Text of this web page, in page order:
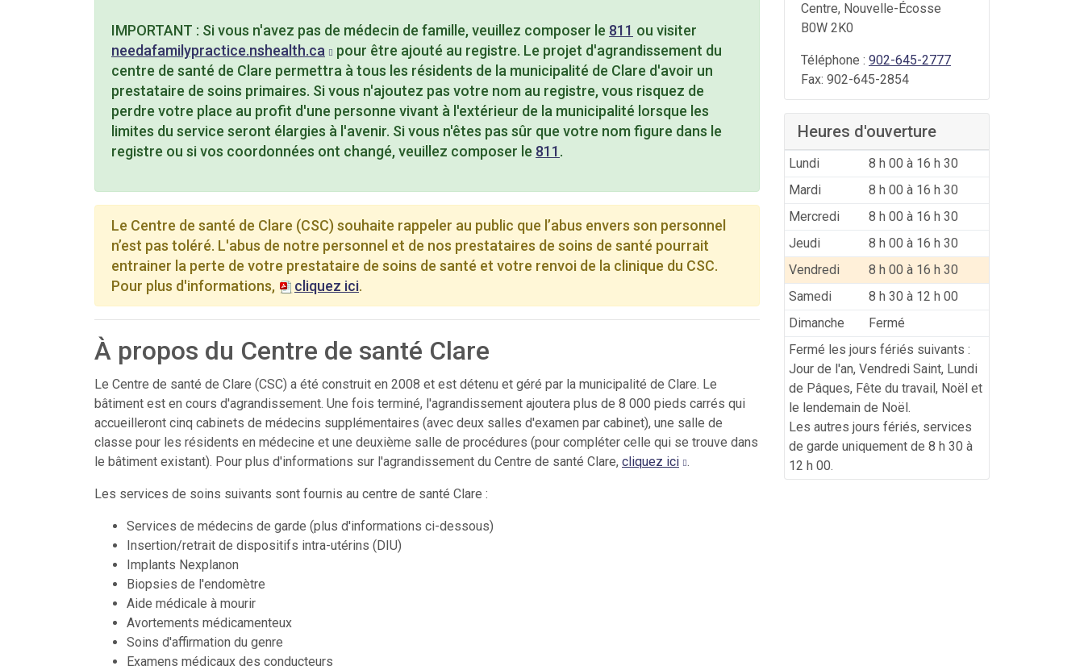
IMPORTANT : Si vous n'avez pas de médecin de famille, veuillez composer le 811 ou visiter
needafamilypractice.nshealth.ca
pour être ajouté au registre. Le projet d'agrandissement du
centre de santé de Clare permettra à tous les résidents de la municipalité de Clare d'avoir un
prestataire de soins primaires. Si vous n'ajoutez pas votre nom au registre, vous risquez de
perdre votre place au profit d'une personne vivant à l'extérieur de la municipalité lorsque les
limites du service seront élargies à l'avenir. Si vous n'êtes pas sûr que votre nom figure dans le
registre ou si vos coordonnées ont changé, veuillez composer le 811.
Le Centre de santé de Clare (CSC) souhaite rappeler au public que l’abus envers son personnel
n’est pas toléré. L'abus de notre personnel et de nos prestataires de soins de santé pourrait
entrainer la perte de votre prestataire de soins de santé et votre renvoi de la clinique du CSC.
Pour plus d'informations,
cliquez ici.
À propos du Centre de santé Clare
Le Centre de santé de Clare (CSC) a été construit en 2008 et est détenu et géré par la municipalité de Clare. Le
bâtiment est en cours d'agrandissement. Une fois terminé, l'agrandissement ajoutera plus de 8 000 pieds carrés qui
accueilleront cinq cabinets de médecins supplémentaires (avec deux salles d'examen par cabinet), une salle de
classe pour les résidents en médecine et une deuxième salle de procédures (pour compléter celle qui se trouve dans
le bâtiment existant). Pour plus d'informations sur l'agrandissement du Centre de santé Clare, cliquez ici .
Les services de soins suivants sont fournis au centre de santé Clare :
Services de médecins de garde (plus d'informations ci-dessous)
Insertion/retrait de dispositifs intra-utérins (DIU)
Implants Nexplanon
Biopsies de l'endomètre
Aide médicale à mourir
Avortements médicamenteux
Soins d'affirmation du genre
Examens médicaux des conducteurs
Centre, Nouvelle-Écosse
B0W 2K0
Téléphone : 902-645-2777
Fax: 902-645-2854
Heures d'ouverture
Lundi
8 h 00 à 16 h 30
Mardi
8 h 00 à 16 h 30
Mercredi
8 h 00 à 16 h 30
Jeudi
8 h 00 à 16 h 30
Vendredi
8 h 00 à 16 h 30
Samedi
8 h 30 à 12 h 00
Dimanche
Fermé
Fermé les jours fériés suivants :
Jour de l'an, Vendredi Saint, Lundi
de Pâques, Fête du travail, Noël et
le lendemain de Noël.
Les autres jours fériés, services
de garde uniquement de 8 h 30 à
12 h 00.